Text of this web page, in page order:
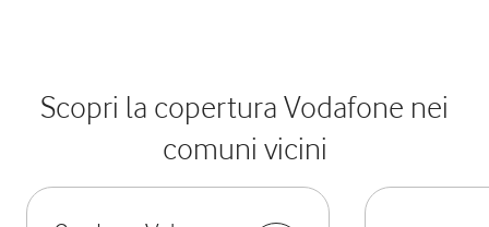
Scopri la copertura Vodafone nei
comuni vicini